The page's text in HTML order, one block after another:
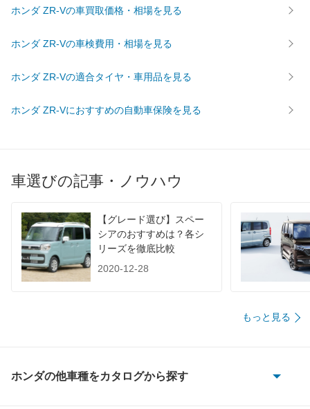
後輪サイズ 225/55R18 98H 225/55R18 98H 225/
WLTC/市街地 10.5km/L 10.3km/L 10.2km/
WLTC/高速道路 16.8km/L 15.7km/L 15.7km/
60km定地 -
ホンダ ZR-Vの車買取価格・相場を見る
ホンダ ZR-Vの車検費用・相場を見る
ホンダ ZR-Vの適合タイヤ・車用品を見る
ホンダ ZR-Vにおすすめの自動車保険を見る
車選びの記事・ノウハウ
【グレード選び】スペー
シアのおすすめは？各シ
リーズを徹底比較
2020-12-28
もっと見る
ホンダの他車種をカタログから探す